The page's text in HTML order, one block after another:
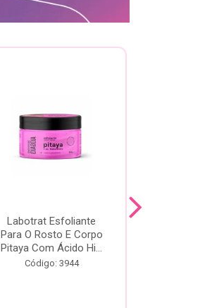
Labotrat Esfoliante
Para O Rosto E Corpo
Pitaya Com Ácido Hi...
Código: 3944